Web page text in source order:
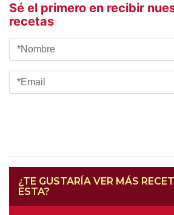
Sé el primero en recibir
recetas
¿TE GUSTARÍA VER MÁS
ESTA?